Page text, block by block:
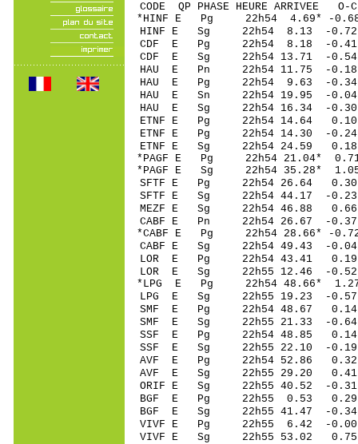
CODE QP PHASE HEURE
*HINF E Pg 22h54
HINF E Sg 22h54 8.13 -
CDF E Pg 22h54
CDF E Sg 22h54 13.71 -
HAU E Pn 22h54
HAU E Pg 22h54
HAU E Sn 22h54
HAU E Sg 22h54 16.34 -
ETNF E Pg 22h54
ETNF E Pg 22h54
ETNF E Sg 22h54
*PAGF E Pg 22h54
*PAGF E Sg 22h54 35.28*
SFTF E Pg 22h54
SFTF E Sg 22h54 44.17 -
MEZF E Sg 22h54 46.88
CABF E Pn 22h54
*CABF E Pg 22h54
CABF E Sg 22h54 49.43 -
LOR E Pg 22h54
LOR E Sg 22h55 12.46 -
*LPG E Pg 22h54
LPG E Sg 22h55 19.23 -
SMF E Pg 22h54
SMF E Sg 22h55 21.33 -
SSF E Pg 22h54
SSF E Sg 22h55 22.10 -
AVF E Pg 22h54
AVF E Sg 22h55 29.20
ORIF E Sg 22h55 40.52
BGF E Pg 22h55
BGF E Sg 22h55 41.47 -
VIVF E Pg 22h55
VIVF E Sg 22h55 53.02